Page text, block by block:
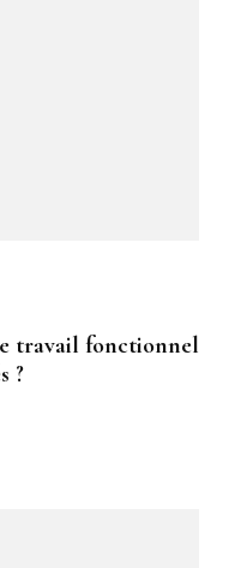
travail fonctionnel
?